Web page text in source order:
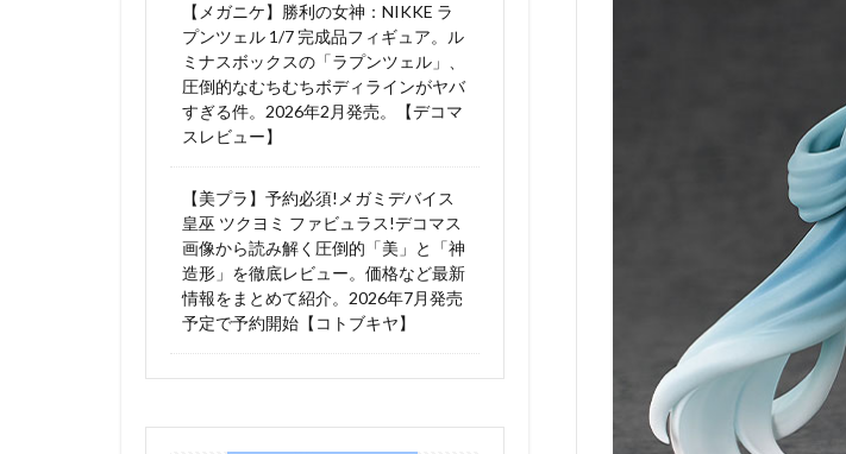
【メガニケ】勝利の女神：NIKKE ラ
プンツェル 1/7 完成品フィギュア。ル
ミナスボックスの「ラプンツェル」、
圧倒的なむちむちボディラインがヤバ
すぎる件。2026年2月発売。【デコマ
スレビュー】
【美プラ】予約必須!メガミデバイス
皇巫 ツクヨミ ファビュラス!デコマス
画像から読み解く圧倒的「美」と「神
造形」を徹底レビュー。価格など最新
情報をまとめて紹介。2026年7月発売
予定で予約開始【コトブキヤ】